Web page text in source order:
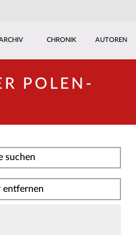
CHRONIK AUTOREN
POLEN-
suchen
entfernen